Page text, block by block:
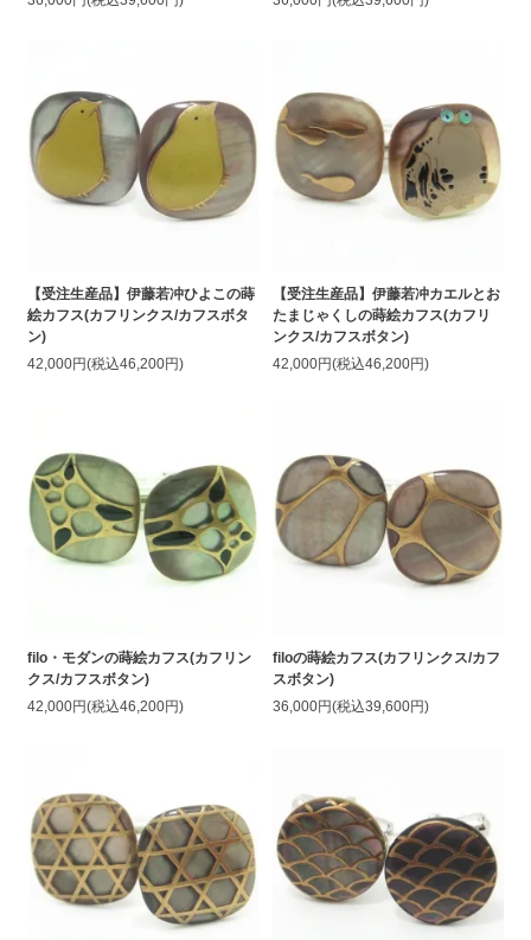
【受注生産品】伊藤若冲ひよこの蒔
絵カフス(カフリンクス/カフスボタ
ン)
42,000円(税込46,200円)
【受注生産品】伊藤若冲カエルとお
たまじゃくしの蒔絵カフス(カフリ
ンクス/カフスボタン)
42,000円(税込46,200円)
filo・モダンの蒔絵カフス(カフリン
クス/カフスボタン)
42,000円(税込46,200円)
filoの蒔絵カフス(カフリンクス/カフ
スボタン)
36,000円(税込39,600円)